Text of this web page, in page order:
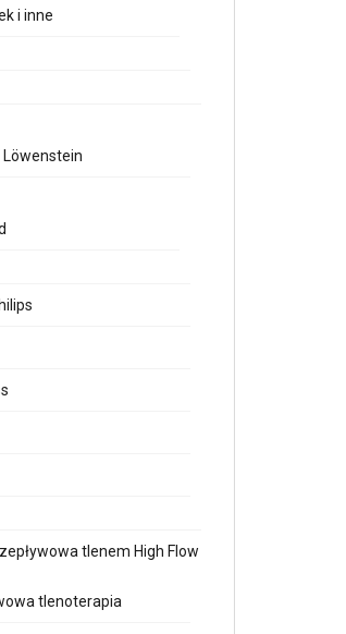
i inne
Löwenstein
tlenem High Flow
tlenoterapia